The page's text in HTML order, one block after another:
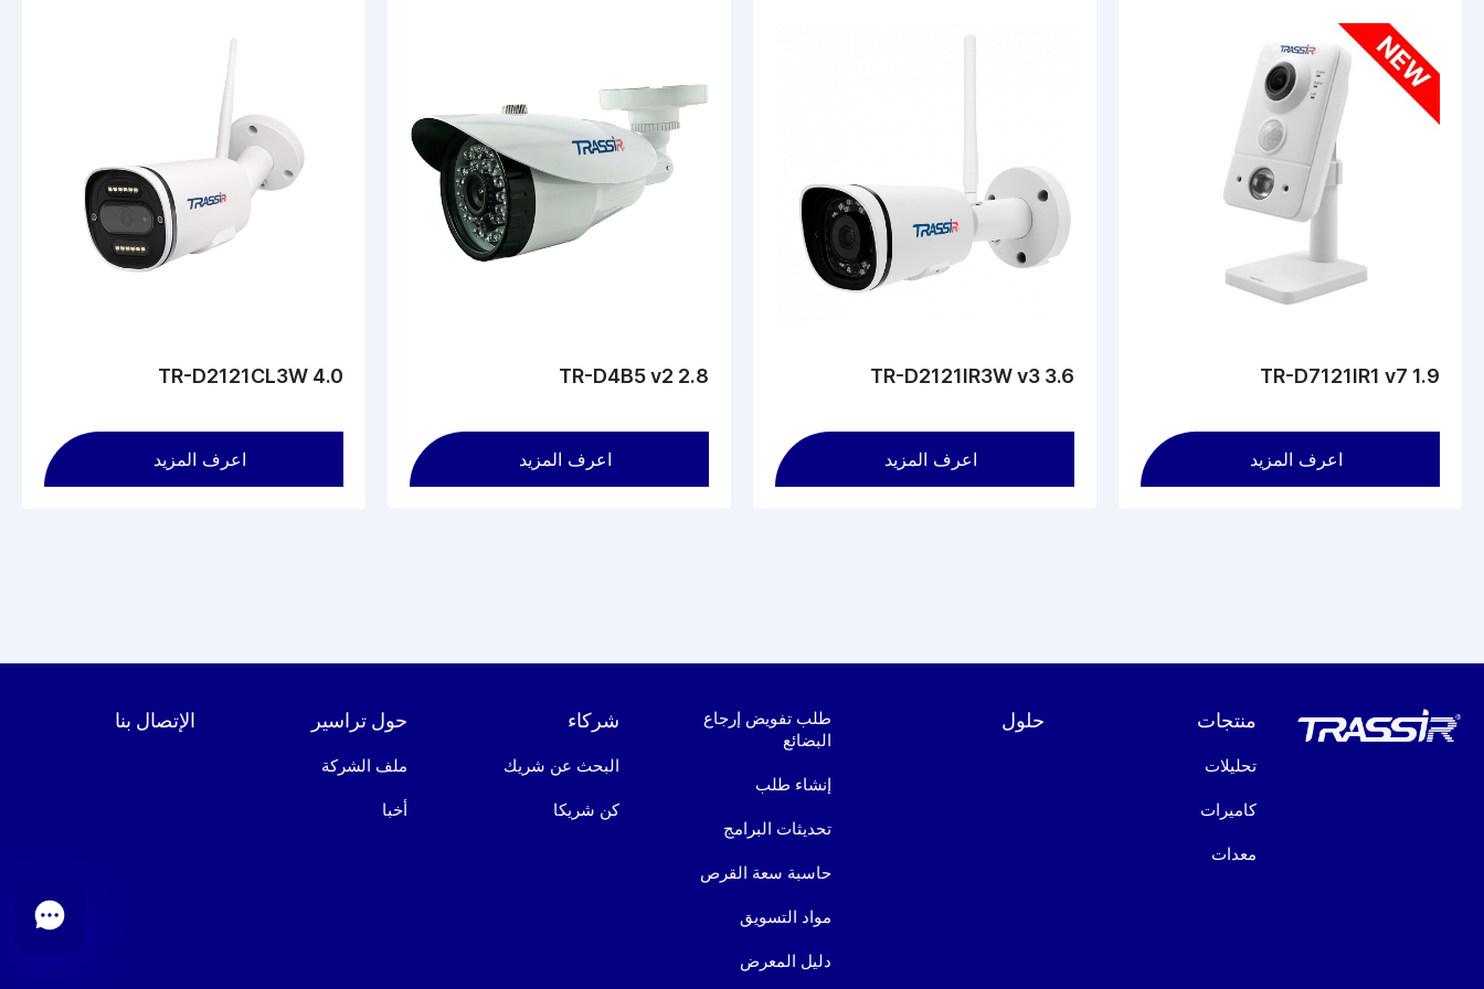
TR-D2121CL3W 4.0
اعرف المزيد
TR-D4B5 v2 2.8
اعرف المزيد
TR-D2121IR3W v3 3.6
اعرف المزيد
TR-D7121IR1 v7 1.9
اعرف المزيد
منتجات
تحليلات
كاميرات
معدات
حلول
طلب تفويض إرجاع
البضائع
إنشاء طلب
تحديثات البرامج
حاسبة سعة القرص
مواد التسويق
دليل المعرض
شركاء
البحث عن شريك
كن شريكا
حول تراسير
ملف الشركة
أخبا
الإتصال بنا